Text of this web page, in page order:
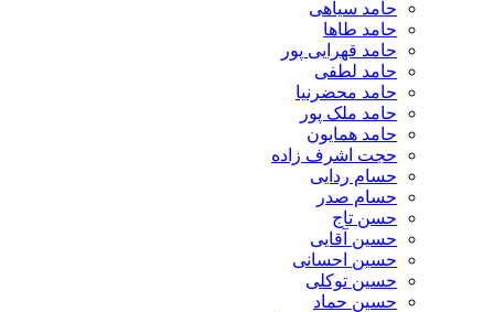
حامد سیاهی
حامد طاها
حامد قهرایی پور
حامد لطفی
حامد محضرنیا
حامد ملک پور
حامد همایون
حجت اشرف زاده
حسام ردایی
حسام صدر
حسن تاج
حسین آقایی
حسین احسانی
حسین توکلی
حسین حماد